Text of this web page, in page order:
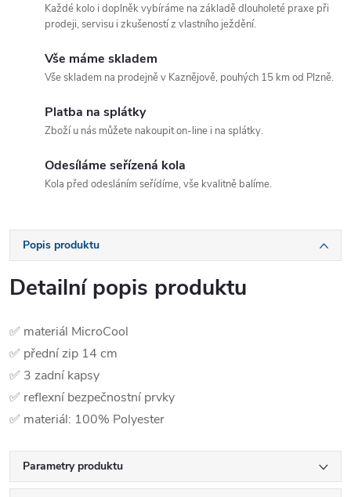
Každé kolo i doplněk vybíráme na základě dlouholeté praxe při
prodeji, servisu i zkušeností z vlastního ježdění.
Vše máme skladem
Vše skladem na prodejně v Kaznějově, pouhých 15 km od Plzně.
Platba na splátky
Zboží u nás můžete nakoupit on-line i na splátky.
Odesíláme seřízená kola
Kola před odesláním seřídíme, vše kvalitně balíme.
Popis produktu
Detailní popis produktu
✅ materiál MicroCool
✅ přední zip 14 cm
✅ 3 zadní kapsy
✅ reflexní bezpečnostní prvky
✅ materiál: 100% Polyester
Parametry produktu